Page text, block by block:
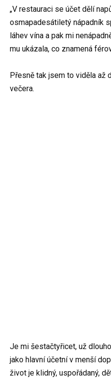
„V restauraci se účet dělí
osmapadesátiletý nápadník
láhev vína a pak mi
mu ukázala, co znamená
Přesně tak jsem to viděla až
večera.
Je mi šestačtyřicet, už
jako hlavní účetní v menší
život je klidný, uspořádaný,